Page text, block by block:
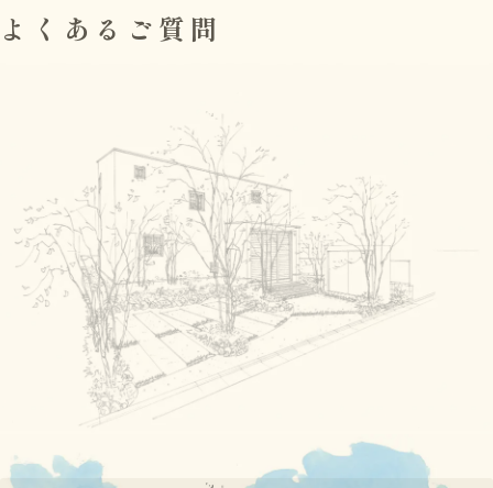
よくあるご質問